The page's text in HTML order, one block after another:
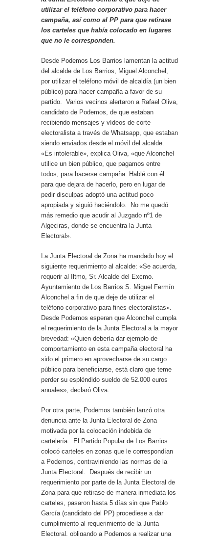
utilizar el teléfono corporativo para hacer
campaña, así como al PP para que retirase
los carteles que había colocado en lugares
que no le corresponden.
Desde Podemos Los Barrios lamentan la actitud
del alcalde de Los Barrios, Miguel Alconchel,
por utilizar el teléfono móvil de alcaldía (un bien
público) para hacer campaña a favor de su
partido. Varios vecinos alertaron a Rafael Oliva,
candidato de Podemos, de que estaban
recibiendo mensajes y vídeos de corte
electoralista a través de Whatsapp, que estaban
siendo enviados desde el móvil del alcalde.
«Es intolerable», explica Oliva, «que Alconchel
utilice un bien público, que pagamos entre
todos, para hacerse campaña. Hablé con él
para que dejara de hacerlo, pero en lugar de
pedir disculpas adoptó una actitud poco
apropiada y siguió haciéndolo. No me quedó
más remedio que acudir al Juzgado nº1 de
Algeciras, donde se encuentra la Junta
Electoral».
La Junta Electoral de Zona ha mandado hoy el
siguiente requerimiento al alcalde: «Se acuerda,
requerir al Iltmo, Sr. Alcalde del Excmo.
Ayuntamiento de Los Barrios S. Miguel Fermín
Alconchel a fin de que deje de utilizar el
teléfono corporativo para fines electoralistas».
Desde Podemos esperan que Alconchel cumpla
el requerimiento de la Junta Electoral a la mayor
brevedad: «Quien debería dar ejemplo de
comportamiento en esta campaña electoral ha
sido el primero en aprovecharse de su cargo
público para beneficiarse, está claro que teme
perder su espléndido sueldo de 52.000 euros
anuales», declaró Oliva.
Por otra parte, Podemos también lanzó otra
denuncia ante la Junta Electoral de Zona
motivada por la colocación indebida de
cartelería. El Partido Popular de Los Barrios
colocó carteles en zonas que le correspondían
a Podemos, contraviniendo las normas de la
Junta Electoral. Después de recibir un
requerimiento por parte de la Junta Electoral de
Zona para que retirase de manera inmediata los
carteles, pasaron hasta 5 días sin que Pablo
García (candidato del PP) procediese a dar
cumplimiento al requerimiento de la Junta
Electoral, obligando a Podemos a realizar una